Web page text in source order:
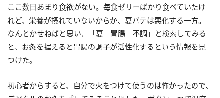
ここ数日あまり食欲がない。毎食ゼリーばかり食べていたけ
れど、栄養が摂れていないからか、夏バテは悪化する一方。
なんとかせねばと思い、「夏 胃腸 不調」と検索してみる
と、お灸を据えると胃腸の調子が活性化するという情報を見
つけた。
初心者からすると、自分で火をつけて使うのは怖かったので、